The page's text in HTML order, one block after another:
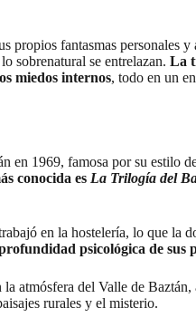
propios fantasmas personales y
sobrenatural se entrelazan. La
miedos internos, todo en un
en 1969, famosa por su estilo
conocida es La Trilogía del
en la hostelería, lo que la
psicológica de sus
atmósfera del Valle de Baztán,
rurales y el misterio.